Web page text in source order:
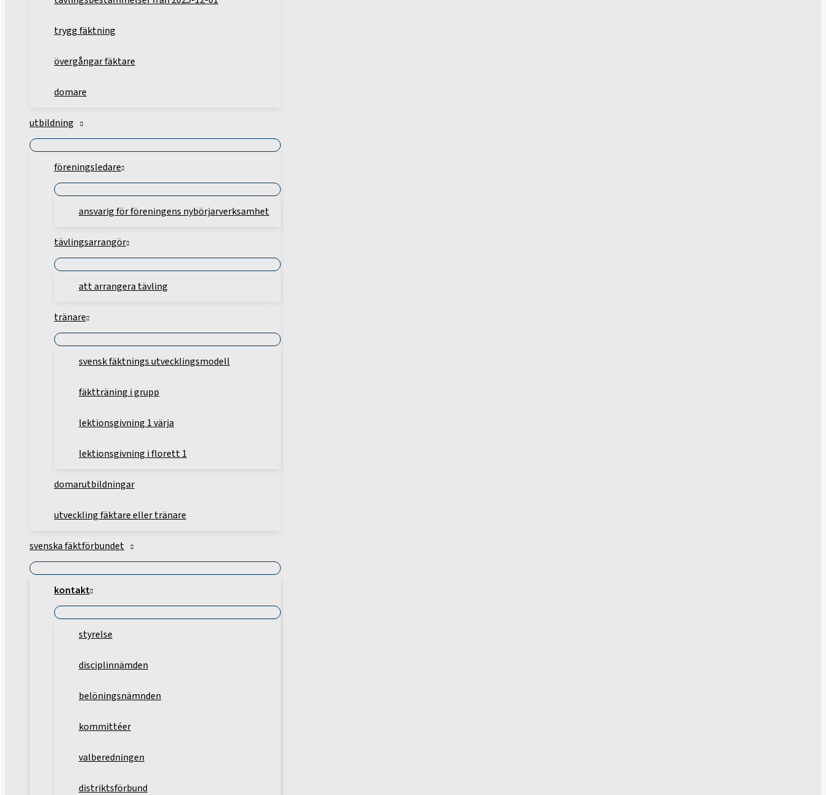
trygg fäktning
övergångar fäktare
domare
utbildning
föreningsledare
ansvarig för föreningens nybörjarverksamhet
tävlingsarrangör
att arrangera tävling
tränare
svensk fäktnings utvecklingsmodell
fäktträning i grupp
lektionsgivning 1 värja
lektionsgivning i florett 1
domarutbildningar
utveckling fäktare eller tränare
svenska fäktförbundet
kontakt
styrelse
disciplinnämden
belöningsnämnden
kommittéer
valberedningen
distriktsförbund